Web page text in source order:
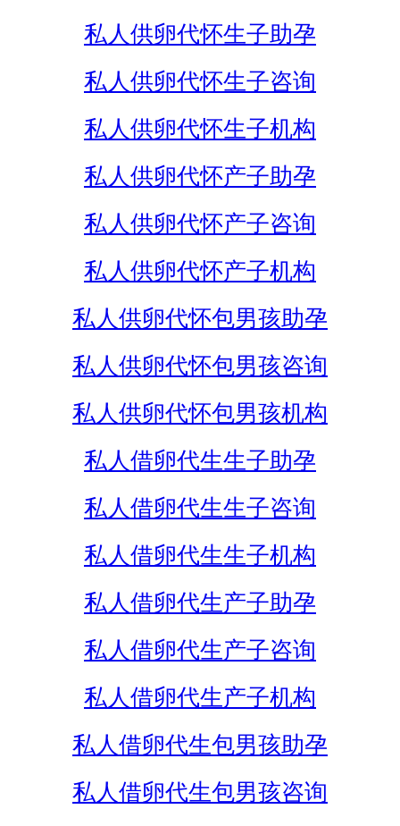
私人供卵代怀生子助孕
私人供卵代怀生子咨询
私人供卵代怀生子机构
私人供卵代怀产子助孕
私人供卵代怀产子咨询
私人供卵代怀产子机构
私人供卵代怀包男孩助孕
私人供卵代怀包男孩咨询
私人供卵代怀包男孩机构
私人借卵代生生子助孕
私人借卵代生生子咨询
私人借卵代生生子机构
私人借卵代生产子助孕
私人借卵代生产子咨询
私人借卵代生产子机构
私人借卵代生包男孩助孕
私人借卵代生包男孩咨询